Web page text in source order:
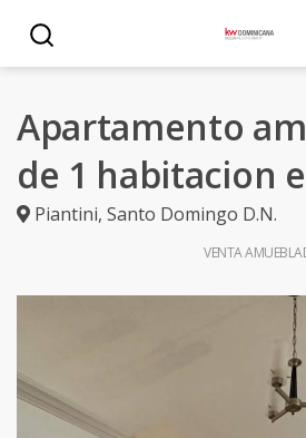
Apartamento
de 1 habitacion
Piantini, Santo Domingo D.N.
VENTA